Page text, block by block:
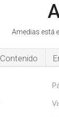
Amedias está
Contenido